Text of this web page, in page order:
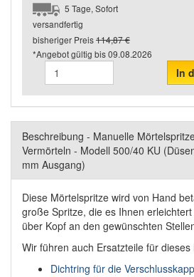
5 Tage, Sofort
versandfertig
bisheriger Preis114,87 €
*Angebot gültig bis09.08.2026
In
Beschreibung - Manuelle
Vermörteln - Modell 500/40 KU
mm Ausgang)
Diese Mörtelspritze wird von Hand
große Spritze, die es Ihnen
über Kopf an den gewünschten
Wir führen auch Ersatzteile für
Dichtring für die